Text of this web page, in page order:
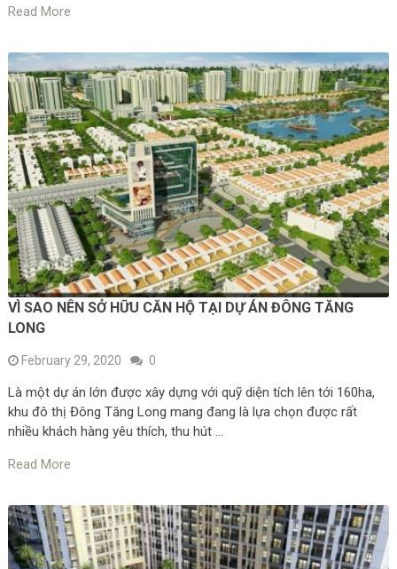
Read More
VÌ SAO NÊN SỞ HỮU CĂN HỘ TẠI DỰ ÁN ĐÔNG TĂNG
LONG
February 29, 2020 0
Là một dự án lớn được xây dựng với quỹ diện tích lên tới 160ha,
khu đô thị Đông Tăng Long mang đang là lựa chọn được rất
nhiều khách hàng yêu thích, thu hút …
Read More